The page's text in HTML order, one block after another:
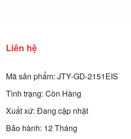
Liên hệ
Mã sản phẩm: JTY-GD-2151EIS
Tình trạng: Còn Hàng
Xuất xứ: Đang cập nhật
Bảo hành: 12 Tháng